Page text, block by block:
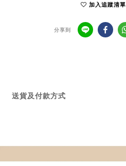
加入追蹤清單
分享到
送貨及付款方式